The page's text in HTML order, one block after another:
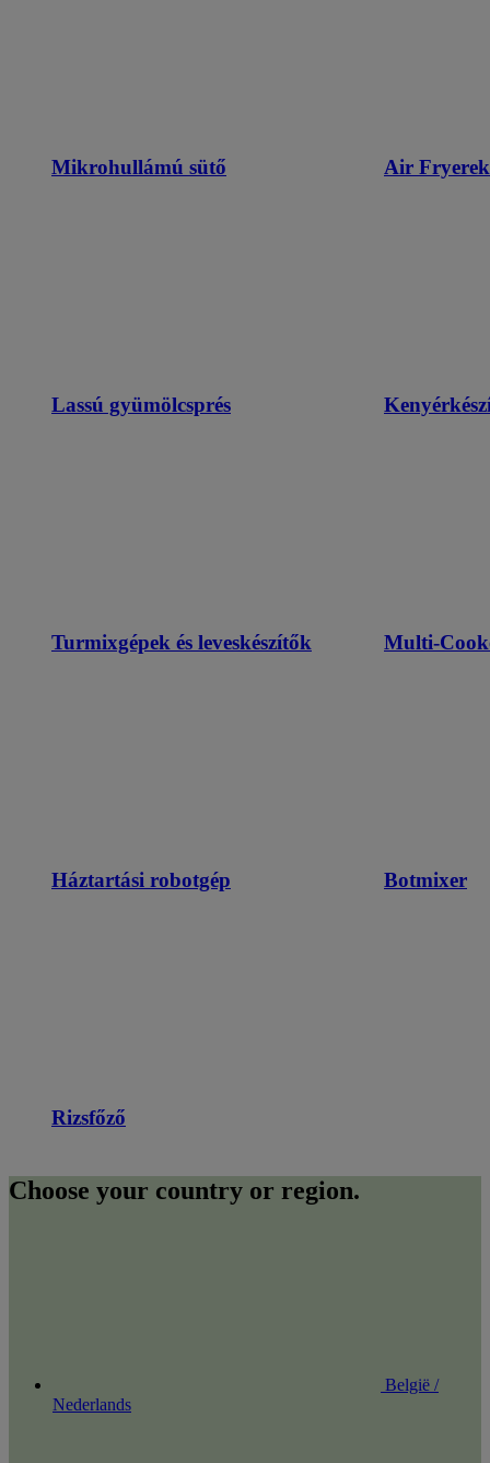
Mikrohullámú sütő Air Fryerek
Lassú gyümölcsprés
Turmixgépek és leveskészítők Multi-
Háztartási robotgép Botmixer
Rizsfőző
Choose your country or region.
België /
Nederlands